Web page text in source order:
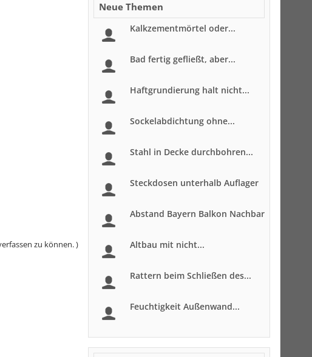
zu können. )
Neue Themen
Kalkzementmörtel oder...
Bad fertig gefließt, aber...
Haftgrundierung halt nicht...
Sockelabdichtung ohne...
Stahl in Decke durchbohren...
Steckdosen unterhalb Auflager
Abstand Bayern Balkon Nachbar
Altbau mit nicht...
Rattern beim Schließen des...
Feuchtigkeit Außenwand...